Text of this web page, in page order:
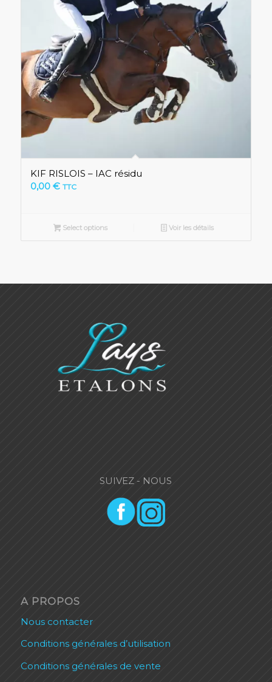
KIF RISLOIS – IAC résidu
0,00 € TTC
Select options Voir les détails
SUIVEZ - NOUS
A PROPOS
Nous contacter
Conditions générales d’utilisation
Conditions générales de vente